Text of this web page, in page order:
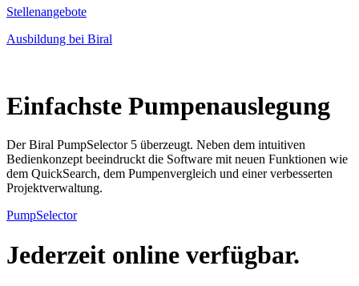
Stellenangebote
Ausbildung bei Biral
Einfachste Pumpenauslegung
Der Biral PumpSelector 5 überzeugt. Neben dem intuitiven
Bedienkonzept beeindruckt die Software mit neuen Funktionen wie
dem QuickSearch, dem Pumpenvergleich und einer verbesserten
Projektverwaltung.
PumpSelector
Jederzeit online verfügbar.